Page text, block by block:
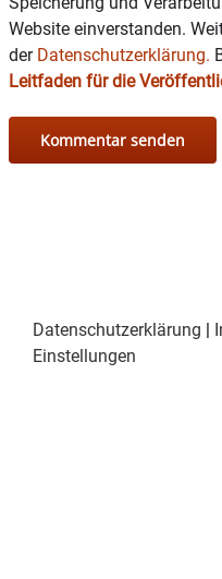
Website einverstanden.
der Datenschutzerklärung.
Leitfaden für die
Datenschutzerklärung |
Einstellungen